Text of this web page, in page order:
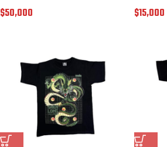
$50,000 $15,000